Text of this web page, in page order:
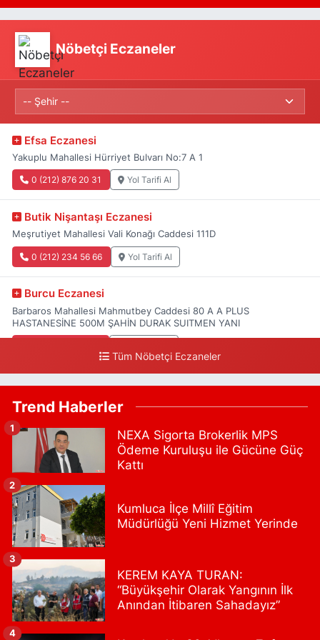
Nöbetçi Eczaneler
Efsa Eczanesi
Yakuplu Mahallesi Hürriyet Bulvarı No:7 A 1
0 (212) 876 20 31 Yol Tarifi Al
Butik Nişantaşı Eczanesi
Meşrutiyet Mahallesi Vali Konağı Caddesi 111D
0 (212) 234 56 66 Yol Tarifi Al
Burcu Eczanesi
Barbaros Mahallesi Mahmutbey Caddesi 80 A A PLUS
HASTANESİNE 500M ŞAHİN DURAK SUITMEN YANI
Tuna Tillo Eczanesi
Akşemsettin Mahallesi Akdeniz Caddesi No:12 A
41.01948179055185, 28.946705949073934
0 (212) 635 03 83 Yol Tarifi Al
Tersane İstanbul Eczanesi
Camiikebir Mahallesi Taşkızak Tersanesi Caddesi 6 6B Tersane
İstanbul içerisi ama yol üzerinde
0 (533) 395 65 65 Yol Tarifi Al
Nuh Eczanesi
Fetih Mahallesi Hicazkar (Örnek Mah) Sokak Bağkur Sitesi No:10
1A
0 (216) 324 46 96 Yol Tarifi Al
Tüm Nöbetçi Eczaneler
Trend Haberler
NEXA Sigorta Brokerlik MPS
Ödeme Kuruluşu ile Gücüne Güç
Kattı
1
Kumluca İlçe Millî Eğitim
Müdürlüğü Yeni Hizmet Yerinde
2
KEREM KAYA TURAN:
“Büyükşehir Olarak Yangının İlk
Anından İtibaren Sahadayız”
3
4